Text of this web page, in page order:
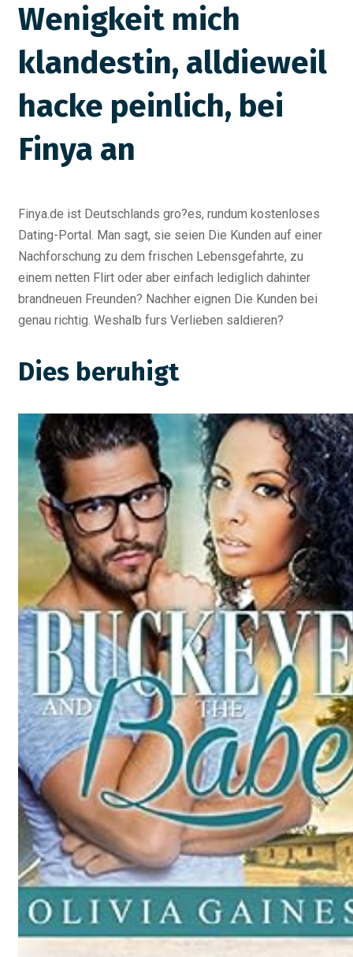
Wenigkeit mich
klandestin, alldieweil
hacke peinlich, bei
Finya an
Finya.de ist Deutschlands gro?es, rundum kostenloses
Dating-Portal. Man sagt, sie seien Die Kunden auf einer
Nachforschung zu dem frischen Lebensgefahrte, zu
einem netten Flirt oder aber einfach lediglich dahinter
brandneuen Freunden? Nachher eignen Die Kunden bei
genau richtig. Weshalb furs Verlieben saldieren?
Dies beruhigt